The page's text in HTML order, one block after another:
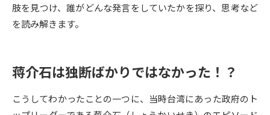
志望校・出願校を調べる
肢を見つけ、誰がどんな発言をしていたかを探り、思考など
を読み解きます。
蒋介石は独断ばかりではなかった！？
こうしてわかったことの一つに、当時台湾にあった政府のト